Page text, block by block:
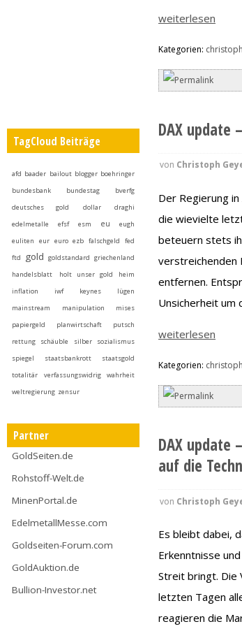
TagCloud Beiträge
afd baader bailout blogger boehringer
bundesbank
bundestag
bverfg
deutsches gold
dollar
draghi
edelmetalle
efsf esm eu
eugh
euliten
eur euro ezb falschgeld
fed
ftd
gold goldstandard griechenland
handelsblatt
holt unser gold heim
inflation
iwf keynes
lügen
mainstream
manipulation
mises
papiergeld
planwirtschaft
putsch
rettung
schäuble silber
sozialismus
spiegel
staatsbankrott
staatsgold
totalitär
verfassungswidrig
wahrheit
weltregierung zensur
Partner
GoldSeiten.de
Rohstoff-Welt.de
MinenPortal.de
EdelmetallMesse.com
Goldseiten-Forum.com
GoldAuktion.de
Bullion-Investor.net
weiterlesen
Kategorien:
DAX update
von Christoph
Der Regierung
die wievielte
beteuern stets
verstreichenden
entfernen.
Unsicherheit um
weiterlesen
Kategorien:
DAX update
auf die
von Christoph
Es bleibt dabei,
Erkenntnisse
Streit bringt. Die
letzten Tagen
reagieren die